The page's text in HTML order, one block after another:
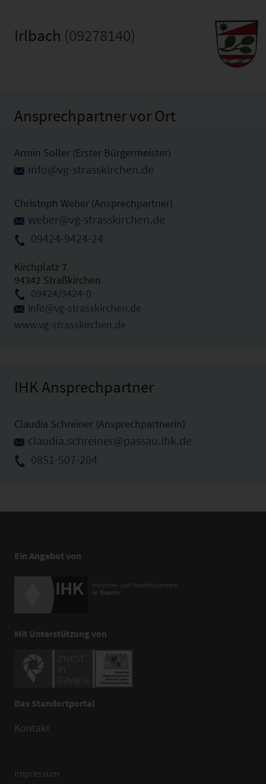
Irlbach (09278140)
Ansprechpartner vor Ort
Armin Soller (Erster Bürgermeister)
info@vg-strasskirchen.de
Christoph Weber (Ansprechpartner)
weber@vg-strasskirchen.de
09424-9424-24
Kirchplatz 7
94342 Straßkirchen
09424/9424-0
info@vg-strasskirchen.de
www.vg-strasskirchen.de
IHK Ansprechpartner
Claudia Schreiner (Ansprechpartnerin)
claudia.schreiner@passau.ihk.de
0851-507-204
Ein Angebot von
Mit Unterstützung von
Das Standortportal
Kontakt
Impressum